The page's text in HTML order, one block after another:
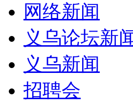
网络新闻
义乌论坛新
义乌新闻
招聘会